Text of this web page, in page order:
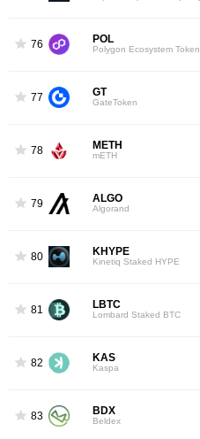
76 POL
Polygon Ecosystem Token
77 GT
GateToken
78 METH
mETH
79 ALGO
Algorand
80 KHYPE
Kinetiq Staked HYPE
81 LBTC
Lombard Staked BTC
82 KAS
Kaspa
83 BDX
Beldex